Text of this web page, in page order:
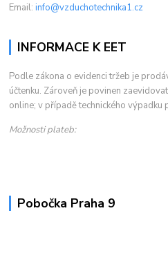
Email:info@vzduchotechnika1.cz
INFORMACE K EET
Podle zákona o evidenci tržeb je
účtenku. Zároveň je povinen
online; v případě technického výpadku
Možnosti plateb:
Pobočka Praha 9